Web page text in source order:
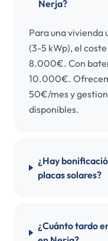
Nerja?
Para una
(3-5 kWp), el
8.000€. Con
10.000€.
50€/mes y
disponibles.
¿Hay
placas solares?
¿Cuánto tardo